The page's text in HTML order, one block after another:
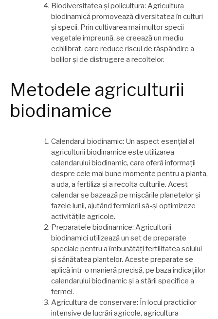
Biodiversitatea și policultura: Agricultura
biodinamică promovează diversitatea în culturi
și specii. Prin cultivarea mai multor specii
vegetale împreună, se creează un mediu
echilibrat, care reduce riscul de răspândire a
bolilor și de distrugere a recoltelor.
Metodele agriculturii
biodinamice
Calendarul biodinamic: Un aspect esențial al
agriculturii biodinamice este utilizarea
calendarului biodinamic, care oferă informații
despre cele mai bune momente pentru a planta,
a uda, a fertiliza și a recolta culturile. Acest
calendar se bazează pe mișcările planetelor și
fazele lunii, ajutând fermierii să-și optimizeze
activitățile agricole.
Preparatele biodinamice: Agricultorii
biodinamici utilizează un set de preparate
speciale pentru a îmbunătăți fertilitatea solului
și sănătatea plantelor. Aceste preparate se
aplică într-o manieră precisă, pe baza indicațiilor
calendarului biodinamic și a stării specifice a
fermei.
Agricultura de conservare: În locul practicilor
intensive de lucrări agricole, agricultura